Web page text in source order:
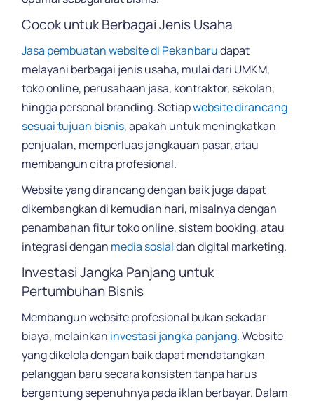
Cocok untuk Berbagai Jenis Usaha
Jasa pembuatan website di Pekanbarudapat
melayani berbagai jenis usaha, mulai dari UMKM,
toko online, perusahaan jasa, kontraktor, sekolah,
hingga personal branding. Setiapwebsite dirancang
sesuai tujuan bisnis, apakah untuk meningkatkan
penjualan, memperluas jangkauan pasar, atau
membangun citra profesional.
Website yang dirancang dengan baik juga dapat
dikembangkan di kemudian hari, misalnya dengan
penambahan fitur toko online, sistem booking, atau
integrasi dengan media sosialdan digital marketing.
Investasi Jangka Panjang untuk
Pertumbuhan Bisnis
Membangun website profesional bukan sekadar
biaya, melainkan investasi jangka panjang. Website
yang dikelola dengan baik dapat mendatangkan
pelanggan baru secara konsisten tanpa harus
bergantung sepenuhnya pada iklan berbayar. Dalam